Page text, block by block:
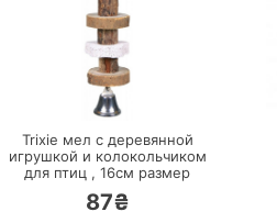
ПЕРЕЙТИ
Trixie мел с деревянной
игрушкой и колокольчиком
для птиц , 16см размер
87₴